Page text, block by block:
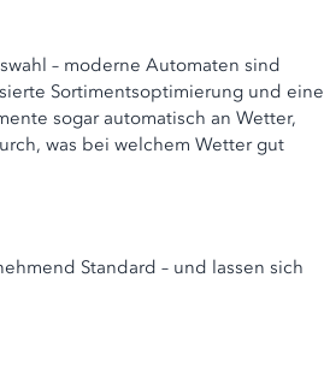
– moderne Automaten sind
Sortimentsoptimierung und eine
sogar automatisch an Wetter,
was bei welchem Wetter gut
Standard – und lassen sich